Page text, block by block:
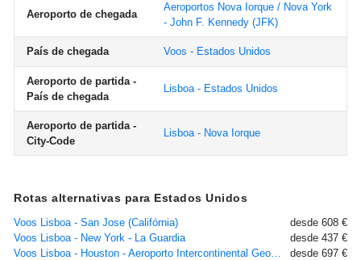
Aeroporto de chegada
Aeroportos Nova Iorque / Nova York
- John F. Kennedy (JFK)
País de chegada Voos - Estados Unidos
Aeroporto de partida -
País de chegada
Lisboa - Estados Unidos
Aeroporto de partida -
City-Code
Lisboa - Nova Iorque
Rotas alternativas para Estados Unidos
Voos Lisboa - San Jose (Califórnia)
desde 608 €
Voos Lisboa - New York - La Guardia
desde 437 €
Voos Lisboa - Houston - Aeroporto Intercontinental George Bush, TX
desde 697 €